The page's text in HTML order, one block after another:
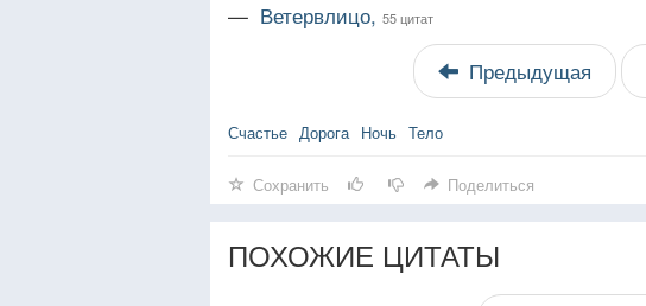
— Ветервлицо, 55 цитат
Предыдущая
Счастье Дорога Ночь Тело
Сохранить Поделиться
ПОХОЖИЕ ЦИТАТЫ